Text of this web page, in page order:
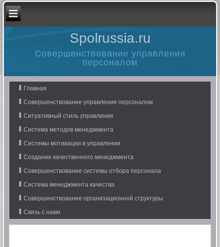
Spolrussia.ru
Совершенствование управления
персоналом
Главная
Совершенствование управления персоналом
Ситуативный стиль управления
Система методов менеджмента
Системы мотивации в управлении
Создание качественного менеджмента
Совершенствование системы отбора персонала
Система менеджмента качества
Совершенствование организационной структуры
Связь с нами